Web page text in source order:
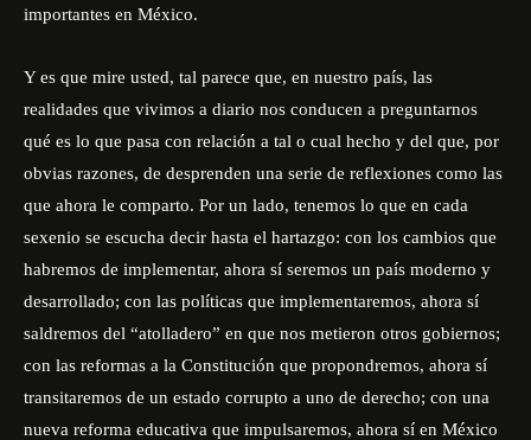
importantes en México.
Y es que mire usted, tal parece que, en nuestro país, las
realidades que vivimos a diario nos conducen a preguntarnos
qué es lo que pasa con relación a tal o cual hecho y del que, por
obvias razones, de desprenden una serie de reflexiones como las
que ahora le comparto. Por un lado, tenemos lo que en cada
sexenio se escucha decir hasta el hartazgo: con los cambios que
habremos de implementar, ahora sí seremos un país moderno y
desarrollado; con las políticas que implementaremos, ahora sí
saldremos del “atolladero” en que nos metieron otros gobiernos;
con las reformas a la Constitución que propondremos, ahora sí
transitaremos de un estado corrupto a uno de derecho; con una
nueva reforma educativa que impulsaremos, ahora sí en México